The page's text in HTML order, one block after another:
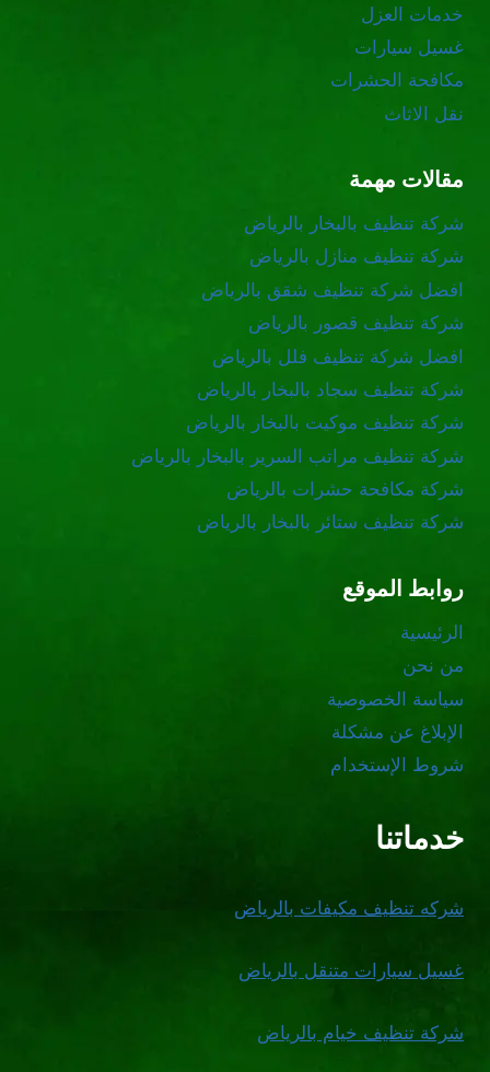
خدمات العزل
غسيل سيارات
مكافحة الحشرات
نقل الاثاث
مقالات مهمة
شركة تنظيف بالبخار بالرياض
شركة تنظيف منازل بالرياض
افضل شركة تنظيف شقق بالرياض
شركة تنظيف قصور بالرياض
افضل شركة تنظيف فلل بالرياض
شركة تنظيف سجاد بالبخار بالرياض
شركة تنظيف موكيت بالبخار بالرياض
شركة تنظيف مراتب السرير بالبخار بالرياض
شركة مكافحة حشرات بالرياض
شركة تنظيف ستائر بالبخار بالرياض
روابط الموقع
الرئيسية
من نحن
سياسة الخصوصية
الإبلاغ عن مشكلة
شروط الإستخدام
خدماتنا
شركه تنظيف مكيفات بالرياض
غسيل سيارات متنقل بالرياض
شركة تنظيف خيام بالرياض